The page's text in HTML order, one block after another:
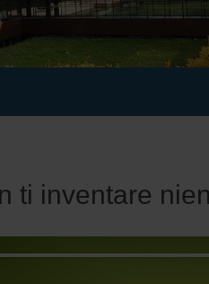
ti inventare